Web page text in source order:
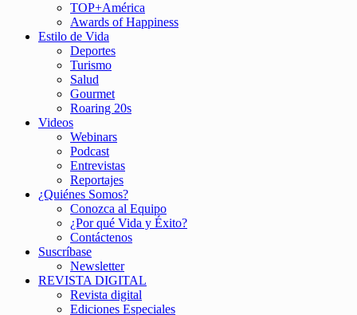
TOP+América
Awards of Happiness
Estilo de Vida
Deportes
Turismo
Salud
Gourmet
Roaring 20s
Videos
Webinars
Podcast
Entrevistas
Reportajes
¿Quiénes Somos?
Conozca al Equipo
¿Por qué Vida y Éxito?
Contáctenos
Suscríbase
Newsletter
REVISTA DIGITAL
Revista digital
Ediciones Especiales